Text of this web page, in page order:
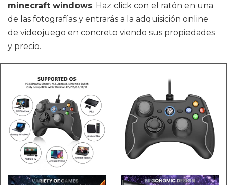
minecraft windows. Haz click con el ratón en una
de las fotografías y entrarás a la adquisición online
de videojuego en concreto viendo sus propiedades
y precio.